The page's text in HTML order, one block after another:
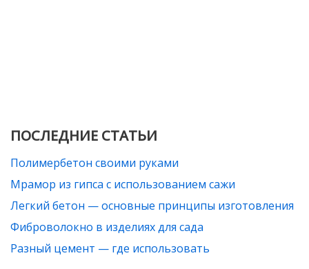
ПОСЛЕДНИЕ СТАТЬИ
Полимербетон своими руками
Мрамор из гипса с использованием сажи
Легкий бетон — основные принципы изготовления
Фиброволокно в изделиях для сада
Разный цемент — где использовать